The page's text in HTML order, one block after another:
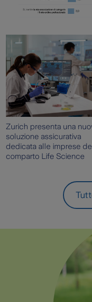
Zurich presenta una
soluzione assicurativa
dedicata alle imprese
comparto Life Science